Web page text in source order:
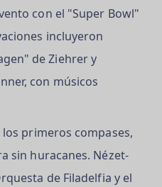
con el "Super Bowl"
incluyeron
de Ziehrer y
con músicos
primeros compases,
sin huracanes. Nézet-
de Filadelfia y el